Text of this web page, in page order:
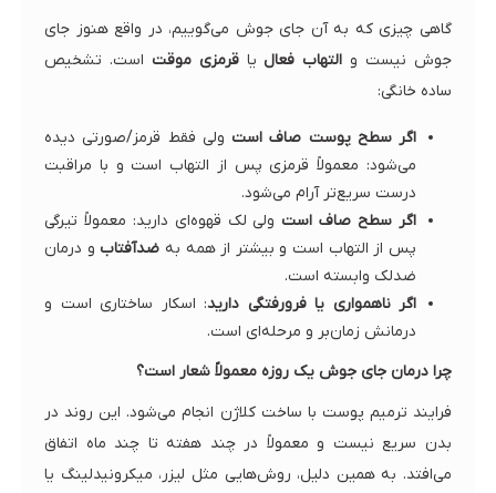
گاهی چیزی که به آن جای جوش می‌گوییم، در واقع هنوز جای
جوش نیست و التهاب فعال یاقرمزی موقت است. تشخیص
ساده خانگی:
اگر سطح پوست صاف است ولی فقط قرمز/صورتی دیده
می‌شود: معمولاً قرمزی پس از التهاب است و با مراقبت
درست سریع‌تر آرام می‌شود.
اگر سطح صاف است ولی لک قهوه‌ای دارید: معمولاً تیرگی
پس از التهاب است و بیشتر از همه به ضدآفتاب و درمان
ضدلک وابسته است.
اگر ناهمواری یا فرورفتگی دارید: اسکار ساختاری است و
درمانش زمان‌بر و مرحله‌ای است.
چرا درمان جای جوش یک روزه معمولاً شعار است؟
فرایند ترمیم پوست با ساخت کلاژن انجام می‌شود. این روند در
بدن سریع نیست و معمولاً در چند هفته تا چند ماه اتفاق
می‌افتد. به همین دلیل، روش‌هایی مثل لیزر، میکرونیدلینگ یا